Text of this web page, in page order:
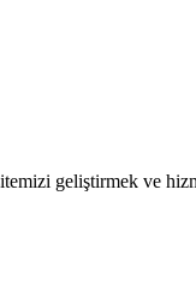
geliştirmek ve